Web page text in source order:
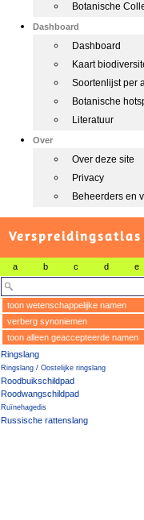
Botanische
Dashboard
Dashboard
Kaart
Soortenlijst per
Botanische
Literatuur
Over
Over deze site
Privacy
Beheerders en
Verspreidingsatlas
a b c d e
toon wetenschappelijke namen
verberg synoniemen
toon alleen geaccepteerde namen
Ringslang
Ringslang / Oostelijke ringslang
Roodbuikschildpad
Roodwangschildpad
Ruïnehagedis
Russische rattenslang